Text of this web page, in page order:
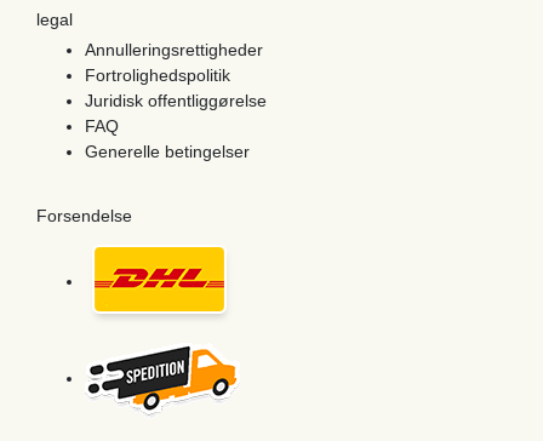
legal
Annulleringsrettigheder
Fortrolighedspolitik
Juridisk offentliggørelse
FAQ
Generelle betingelser
Forsendelse